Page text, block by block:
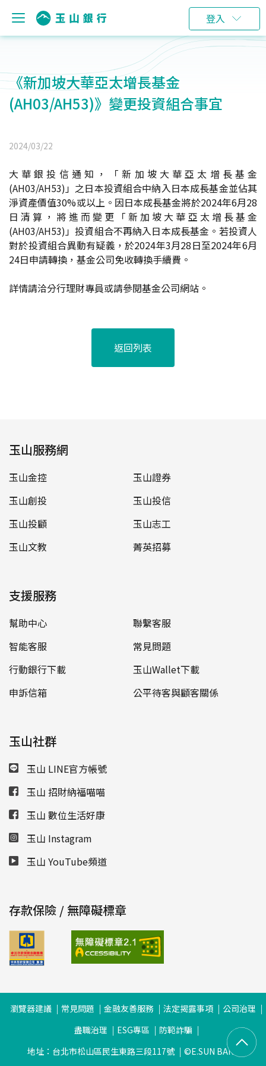
登入
《新加坡大華亞太增長基金
(AH03/AH53)》變更投資組合事宜
2024/03/22
大華銀投信通知，「新加坡大華亞太增長基金
(AH03/AH53)」之日本投資組合中納入日本成長基金並佔其
淨資產價值30%或以上。因日本成長基金將於2024年6月28
日清算，將進而變更「新加坡大華亞太增長基金
(AH03/AH53)」投資組合不再納入日本成長基金。若投資人
對於投資組合異動有疑義，於2024年3月28日至2024年6月
24日申請轉換，基金公司免收轉換手續費。
詳情請洽分行理財專員或請參閱基金公司網站。
返回列表
玉山服務網
玉山金控
玉山證券
玉山創投
玉山投信
玉山投顧
玉山志工
玉山文教
菁英招募
支援服務
幫助中心
聯繫客服
智能客服
常見問題
行動銀行下載
玉山Wallet下載
申訴信箱
公平待客與顧客關係
玉山社群
玉山 LINE官方帳號
玉山 招財納福喵喵
玉山 數位生活好康
玉山 Instagram
玉山 YouTube頻道
存款保險 / 無障礙標章
瀏覽器建議 常見問題 金融友善服務 法定揭露事項
公司治理
盡職治理
ESG專區
防範詐騙
地址：台北市松山區民生東路三段117號
©E.SUN BANK